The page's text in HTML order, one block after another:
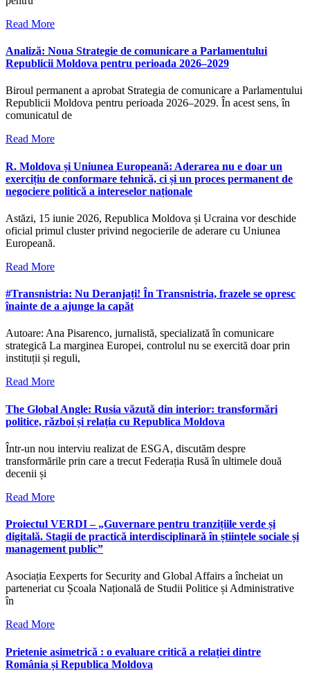
Read More
Analiză: Noua Strategie de comunicare a Parlamentului
Republicii Moldova pentru perioada 2026–2029
Biroul permanent a aprobat Strategia de comunicare a Parlamentului
Republicii Moldova pentru perioada 2026–2029. În acest sens, în
comunicatul de
Read More
R. Moldova și Uniunea Europeană: Aderarea nu e doar un
exercițiu de conformare tehnică, ci și un proces permanent de
negociere politică a intereselor naționale
Astăzi, 15 iunie 2026, Republica Moldova și Ucraina vor deschide
oficial primul cluster privind negocierile de aderare cu Uniunea
Europeană.
Read More
#Transnistria: Nu Deranjați! În Transnistria, frazele se opresc
înainte de a ajunge la capăt
Autoare: Ana Pisarenco, jurnalistă, specializată în comunicare
strategică La marginea Europei, controlul nu se exercită doar prin
instituții și reguli,
Read More
The Global Angle: Rusia văzută din interior: transformări
politice, război și relația cu Republica Moldova
Într-un nou interviu realizat de ESGA, discutăm despre
transformările prin care a trecut Federația Rusă în ultimele două
decenii și
Read More
Proiectul VERDI – „Guvernare pentru tranzițiile verde și
digitală. Stagii de practică interdisciplinară în științele sociale și
management public”
Asociația Eexperts for Security and Global Affairs a încheiat un
parteneriat cu Școala Națională de Studii Politice și Administrative
în
Read More
Prietenie asimetrică : o evaluare critică a relației dintre
România și Republica Moldova